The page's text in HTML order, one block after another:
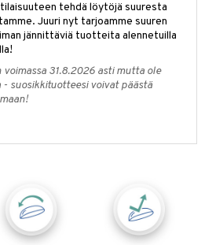
tehdä löytöjä suuresta
Juuri nyt tarjoamme suuren
jännittäviä tuotteita alennetuilla
voimassa 31.8.2026 asti mutta ole
- suosikkituotteesi voivat päästä